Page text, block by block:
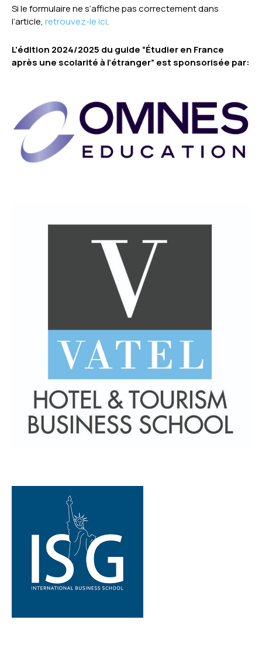
Si le formulaire ne s’affiche pas correctement dans
l’article, retrouvez-le ici.
L’édition 2024/2025 du guide “Étudier en France
après une scolarité à l’étranger” est sponsorisée par: